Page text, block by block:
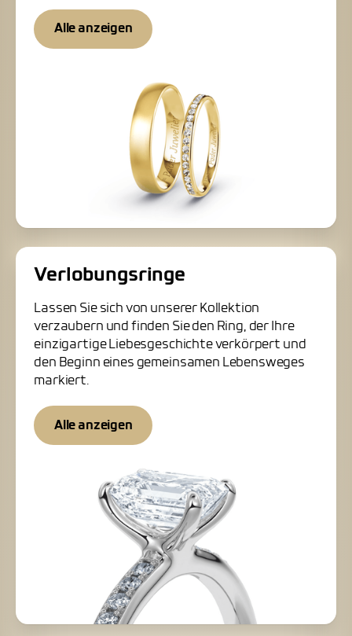
Alle anzeigen
Verlobungsringe
Lassen Sie sich von unserer Kollektion
verzaubern und finden Sie den Ring, der Ihre
einzigartige Liebesgeschichte verkörpert und
den Beginn eines gemeinsamen Lebensweges
markiert.
Alle anzeigen